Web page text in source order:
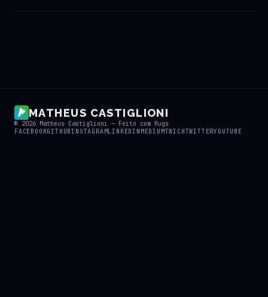
MATHEUS CASTIGLIONI
© 2026 Matheus Castiglioni — Feito com Hugo
FACEBOOKGITHUBINSTAGRAMLINKEDIN MEDIUMTWICHTWITTERYOUTUBE